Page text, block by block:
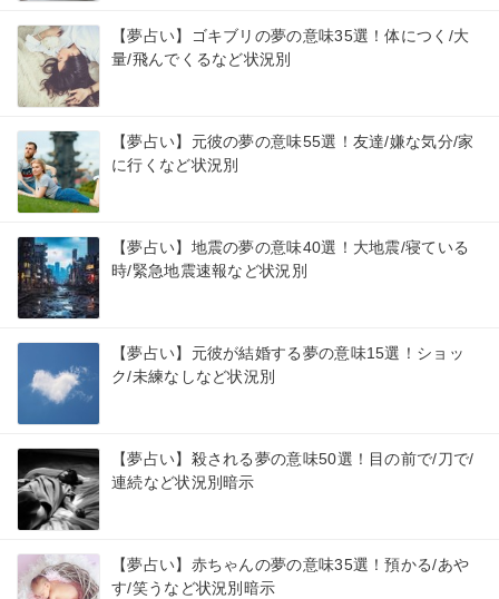
【夢占い】ゴキブリの夢の意味35選！体につく/大
量/飛んでくるなど状況別
【夢占い】元彼の夢の意味55選！友達/嫌な気分/家
に行くなど状況別
【夢占い】地震の夢の意味40選！大地震/寝ている
時/緊急地震速報など状況別
【夢占い】元彼が結婚する夢の意味15選！ショッ
ク/未練なしなど状況別
【夢占い】殺される夢の意味50選！目の前で/刀で/
連続など状況別暗示
【夢占い】赤ちゃんの夢の意味35選！預かる/あや
す/笑うなど状況別暗示